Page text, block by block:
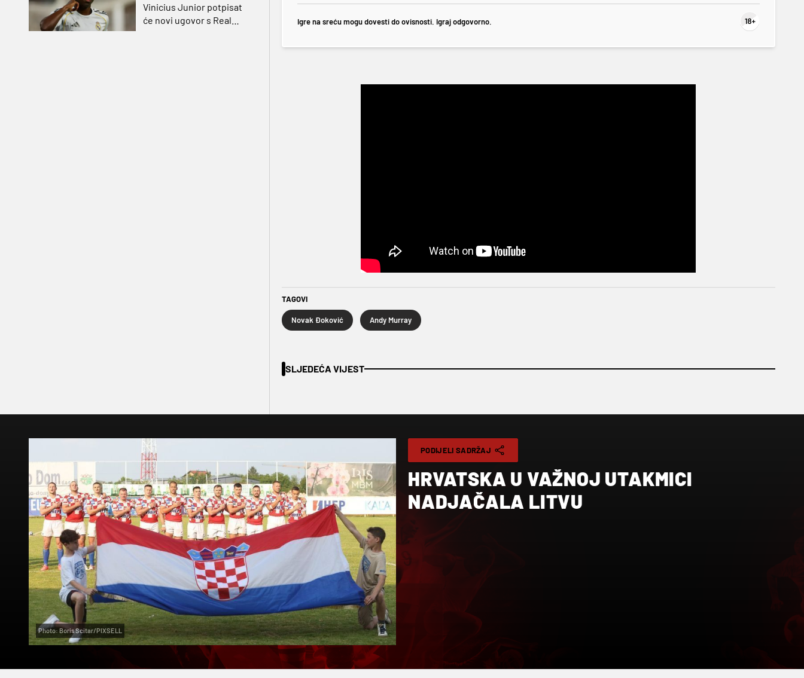
Vinicius Junior potpisat
će novi ugovor s Real
Igre na sreću mogu dovesti do ovisnosti. Igraj odgovorno.
TAGOVI
Novak Đoković Andy Murray
SLJEDEĆA VIJEST
Photo: Boris Scitar/PIXSELL
PODIJELI SADRŽAJ
HRVATSKA U VAŽNOJ UTAKMICI
NADJAČALA LITVU